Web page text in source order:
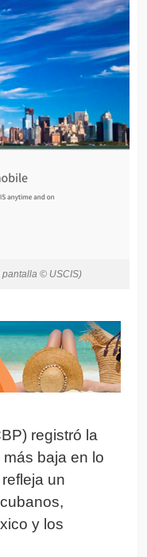
pantalla © USCIS)
registró la
baja en lo
un
y los